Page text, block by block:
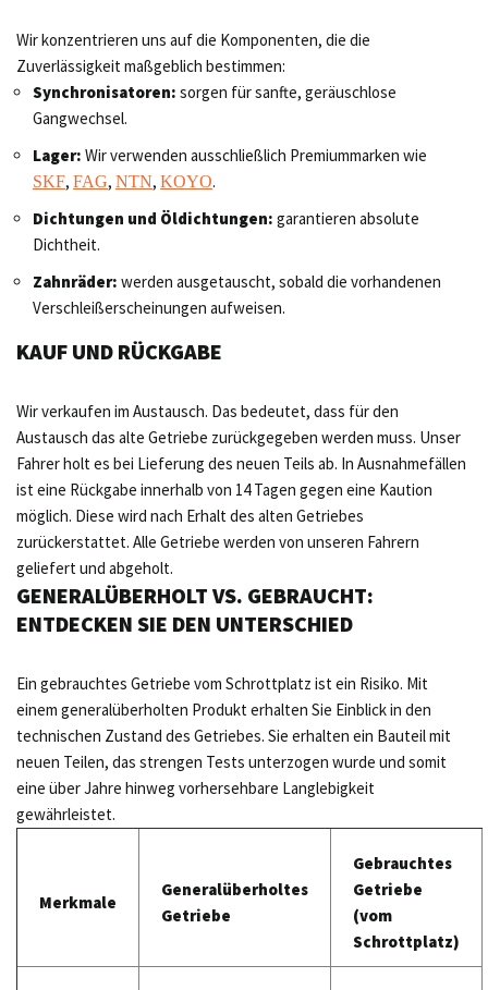
Wir konzentrieren uns auf die Komponenten, die die
Zuverlässigkeit maßgeblich bestimmen:
Synchronisatoren: sorgen für sanfte, geräuschlose
Gangwechsel.
Lager: Wir verwenden ausschließlich Premiummarken wie
SKF, FAG, NTN, KOYO.
Dichtungen und Öldichtungen: garantieren absolute
Dichtheit.
Zahnräder: werden ausgetauscht, sobald die vorhandenen
Verschleißerscheinungen aufweisen.
KAUF UND RÜCKGABE
Wir verkaufen im Austausch. Das bedeutet, dass für den
Austausch das alte Getriebe zurückgegeben werden muss. Unser
Fahrer holt es bei Lieferung des neuen Teils ab. In Ausnahmefällen
ist eine Rückgabe innerhalb von 14 Tagen gegen eine Kaution
möglich. Diese wird nach Erhalt des alten Getriebes
zurückerstattet. Alle Getriebe werden von unseren Fahrern
geliefert und abgeholt.
GENERALÜBERHOLT VS. GEBRAUCHT:
ENTDECKEN SIE DEN UNTERSCHIED
Ein gebrauchtes Getriebe vom Schrottplatz ist ein Risiko. Mit
einem generalüberholten Produkt erhalten Sie Einblick in den
technischen Zustand des Getriebes. Sie erhalten ein Bauteil mit
neuen Teilen, das strengen Tests unterzogen wurde und somit
eine über Jahre hinweg vorhersehbare Langlebigkeit
gewährleistet.
Merkmale
Generalüberholtes
Getriebe
Gebrauchtes
Getriebe
(vom
Schrottplatz)